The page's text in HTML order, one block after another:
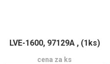
LVE-1600, 97129A , (1ks)
cena za ks